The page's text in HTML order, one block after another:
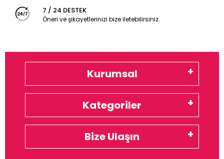
7 / 24 DESTEK
Öneri ve şikayetlerinizi bize iletebilirsiniz.
Kurumsal
Kategoriler
Bize Ulaşın